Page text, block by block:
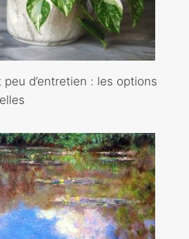
d’entretien : les options